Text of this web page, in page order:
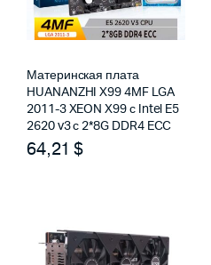
Материнская плата
HUANANZHI X99 4MF LGA
2011-3 XEON X99 с Intel E5
2620 v3 с 2*8G DDR4 ECC
64,21 $